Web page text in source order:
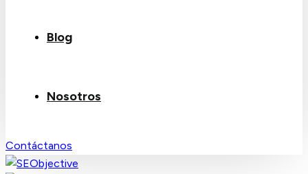
Blog
Nosotros
Contáctanos